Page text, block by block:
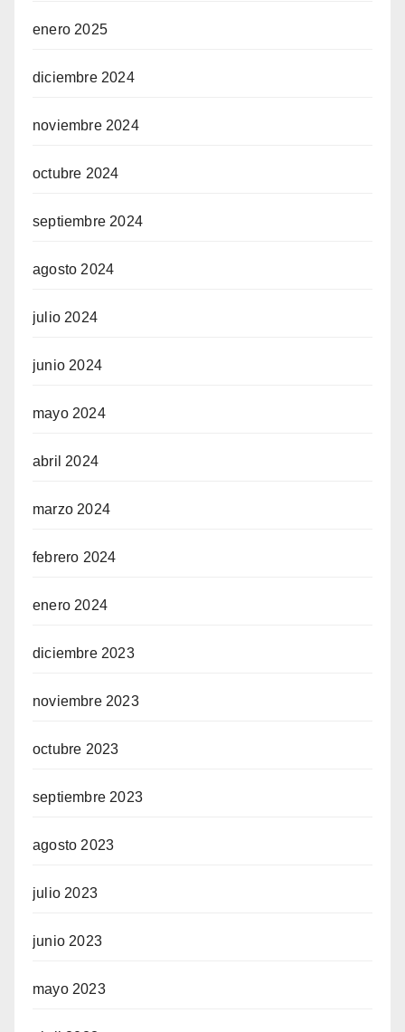
enero 2025
diciembre 2024
noviembre 2024
octubre 2024
septiembre 2024
agosto 2024
julio 2024
junio 2024
mayo 2024
abril 2024
marzo 2024
febrero 2024
enero 2024
diciembre 2023
noviembre 2023
octubre 2023
septiembre 2023
agosto 2023
julio 2023
junio 2023
mayo 2023